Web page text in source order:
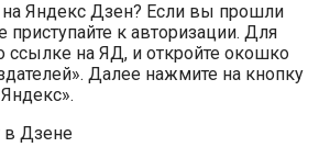
на Яндекс Дзен? Если вы прошли
приступайте к авторизации. Для
ссылке на ЯД, и откройте окошко
Далее нажмите на кнопку